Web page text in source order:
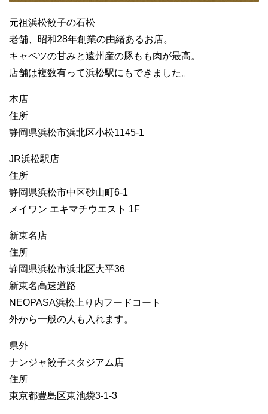
元祖浜松餃子の石松
老舗、昭和28年創業の由緒あるお店。
キャベツの甘みと遠州産の豚もも肉が最高。
店舗は複数有って浜松駅にもできました。
本店
住所
静岡県浜松市浜北区小松1145-1
JR浜松駅店
住所
静岡県浜松市中区砂山町6-1
メイワン エキマチウエスト 1F
新東名店
住所
静岡県浜松市浜北区大平36
新東名高速道路
NEOPASA浜松上り内フードコート
外から一般の人も入れます。
県外
ナンジャ餃子スタジアム店
住所
東京都豊島区東池袋3-1-3